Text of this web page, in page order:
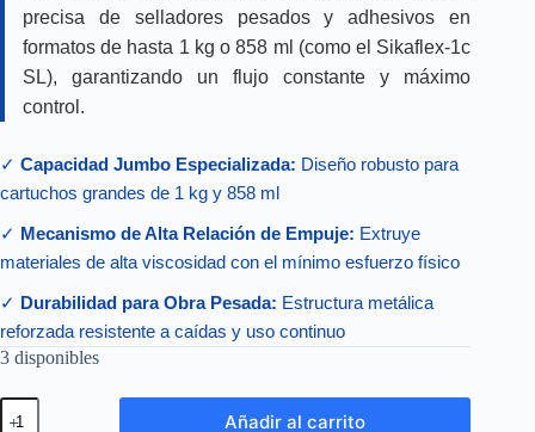
precisa de selladores pesados y adhesivos en
formatos de hasta 1 kg o 858 ml (como el Sikaflex-1c
SL), garantizando un flujo constante y máximo
control.
✓ Capacidad Jumbo Especializada: Diseño robusto para
cartuchos grandes de 1 kg y 858 ml
✓ Mecanismo de Alta Relación de Empuje: Extruye
materiales de alta viscosidad con el mínimo esfuerzo físico
✓ Durabilidad para Obra Pesada: Estructura metálica
reforzada resistente a caídas y uso continuo
3 disponibles
SIKA
PISTOLET
Añadir al carrito